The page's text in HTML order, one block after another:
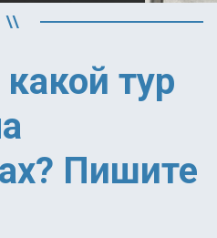
— лучший
для себя самый
курорт
пляж
тур
Пишите